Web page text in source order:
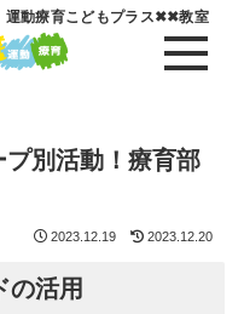
動療育こどもプラス✖✖教室
別活動！療育部
2023.12.19 2023.12.20
の活用